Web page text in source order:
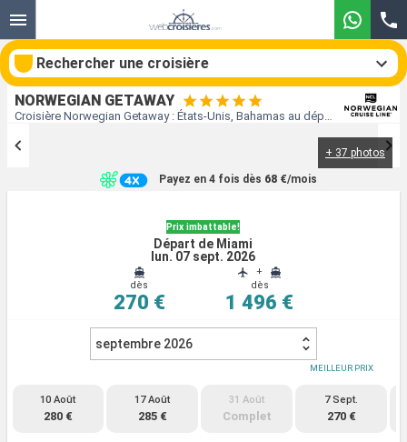
Croisière Norwegian Getaway : États-Unis, Bahamas au départ de Miami
NORWEGIAN GETAWAY
+ 37 photos
Prix imbattable!
Départ de Miami
lun. 07 sept. 2026
dès
270 €
+
dès
1 496 €
Payez en 4 fois dès 68 €/mois
septembre 2026
10 Août
280 €
17 Août
285 €
31 Août
Complet
MEILLEUR PRIX
7 Sept.
270 €
Rechercher une croisière
Compagnies
Rechercher